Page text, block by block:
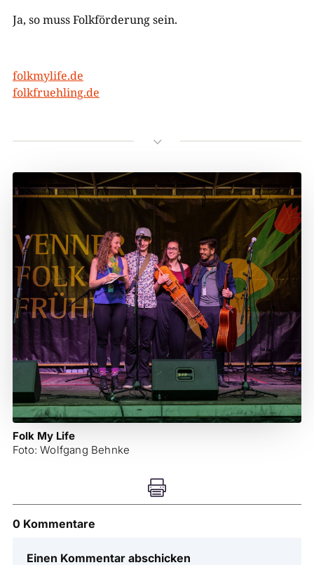
Ja, so muss Folkförderung sein.
folkmylife.de
folkfruehling.de
3
Folk My Life
Foto: Wolfgang Behnke

0 Kommentare
Einen Kommentar abschicken